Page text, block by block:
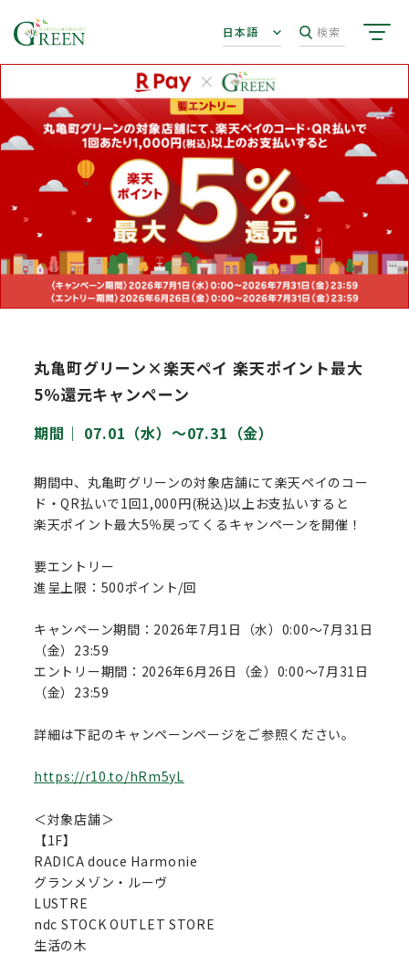
日本語 検索
丸亀町グリーン×楽天ペイ 楽天ポイント最大
5％還元キャンペーン
期間｜ 07.01（水）〜07.31（金）
期間中、丸亀町グリーンの対象店舗にて楽天ペイのコー
ド・QR払いで1回1,000円(税込)以上お支払いすると
楽天ポイント最大5％戻ってくるキャンペーンを開催！
要エントリー
進呈上限：500ポイント/回
キャンペーン期間：2026年7月1日（水）0:00～7月31日
（金）23:59
エントリー期間：2026年6月26日（金）0:00～7月31日
（金）23:59
詳細は下記のキャンペーンページをご参照ください。
https://r10.to/hRm5yL
＜対象店舗＞
【1F】
RADICA douce Harmonie
グランメゾン・ルーヴ
LUSTRE
ndc STOCK OUTLET STORE
生活の木